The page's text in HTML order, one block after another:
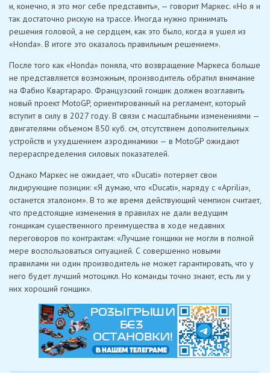
и, конечно, я это мог себе представить», — говорит Маркес. «Но я и
так достаточно рискую на трассе. Иногда нужно принимать
решения головой, а не сердцем, как это было, когда я ушел из
«Honda». В итоге это оказалось правильным решением».
После того как «Honda» поняла, что возвращение Маркеса больше
не представляется возможным, производитель обратил внимание
на Фабио Квартараро. Французский гонщик должен возглавить
новый проект MotoGP, ориентированный на регламент, который
вступит в силу в 2027 году. В связи с масштабными изменениями —
двигателями объемом 850 куб. см, отсутствием дополнительных
устройств и ухудшением аэродинамики — в MotoGP ожидают
перераспределения силовых показателей.
Однако Маркес не ожидает, что «Ducati» потеряет свои
лидирующие позиции: «Я думаю, что «Ducati», наряду с «Aprilia»,
останется эталоном». В то же время действующий чемпион считает,
что предстоящие изменения в правилах не дали ведущим
гонщикам существенного преимущества в ходе недавних
переговоров по контрактам: «Лучшие гонщики не могли в полной
мере воспользоваться ситуацией. С совершенно новыми
правилами ни один производитель не может гарантировать, что у
него будет лучший мотоцикл. Но команды точно знают, есть ли у
них хороший гонщик».